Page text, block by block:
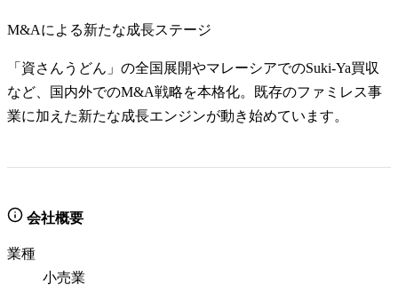
M&Aによる新たな成長ステージ
「資さんうどん」の全国展開やマレーシアでのSuki-Ya買収
など、国内外でのM&A戦略を本格化。既存のファミレス事
業に加えた新たな成長エンジンが動き始めています。
会社概要
業種
小売業